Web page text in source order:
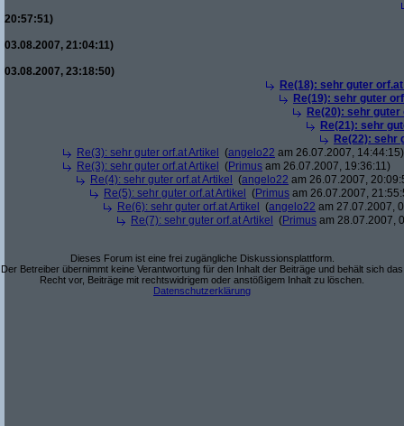
20:57:51)
03.08.2007, 21:04:11)
03.08.2007, 23:18:50)
Re(18): sehr guter
Re(19): sehr guter
Re(20): sehr
Re(21): sehr
Re(22): sehr
Re(3): sehr guter orf.at Artikel
(angelo22 am 26.07.2007, 14:44:15)
Re(3): sehr guter orf.at Artikel
(Primus am 26.07.2007, 19:36:11)
Re(4): sehr guter orf.at Artikel
(angelo22 am 26.07.2007,
Re(5): sehr guter orf.at Artikel
(Primus am 26.07.2007,
Re(6): sehr guter orf.at Artikel
(angelo22 am 27.07.2007,
Re(7): sehr guter orf.at Artikel
(Primus am 28.07.2007,
Dieses Forum ist eine frei zugängliche Diskussionsplattform.
Der Betreiber übernimmt keine Verantwortung für den Inhalt der Beiträge und behält sich das
Recht vor, Beiträge mit rechtswidrigem oder anstößigem Inhalt zu löschen.
Datenschutzerklärung